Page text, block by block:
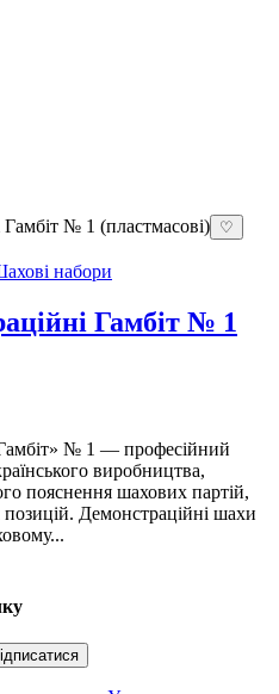
♡
набори
Гамбіт № 1
№ 1 — професійний
виробництва,
пояснення шахових партій,
позицій. Демонстраційні шахи